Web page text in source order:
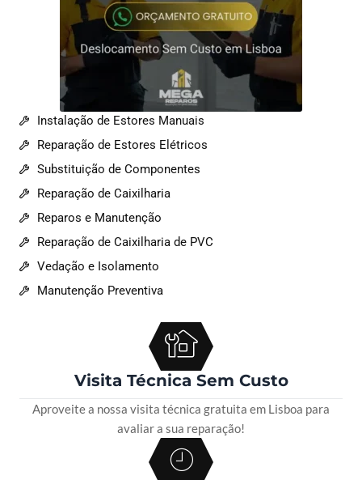
Instalação de Estores Manuais
Reparação de Estores Elétricos
Substituição de Componentes
Reparação de Caixilharia
Reparos e Manutenção
Reparação de Caixilharia de PVC
Vedação e Isolamento
Manutenção Preventiva
Visita Técnica Sem Custo
Aproveite a nossa visita técnica gratuita em Lisboa para
avaliar a sua reparação!